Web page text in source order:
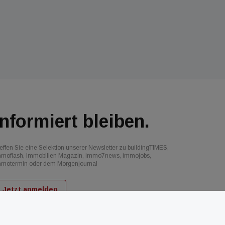
bleiben.
Sie eine Selektion unserer Newsletter zu buildingTIMES,
Immobilien Magazin, immo7news, immojobs,
oder dem Morgenjournal
Jetzt anmelden